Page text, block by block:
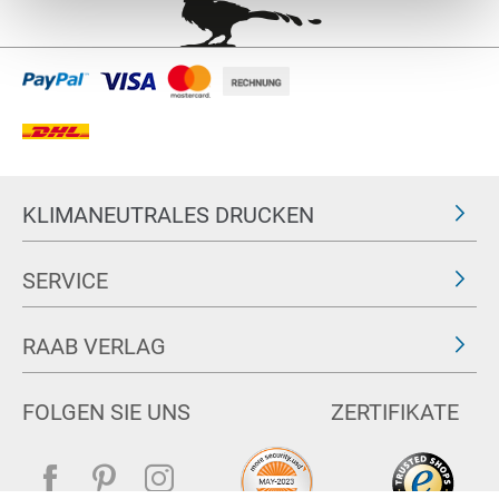
KLIMANEUTRALES DRUCKEN
SERVICE
RAAB VERLAG
FOLGEN SIE UNS ZERTIFIKATE